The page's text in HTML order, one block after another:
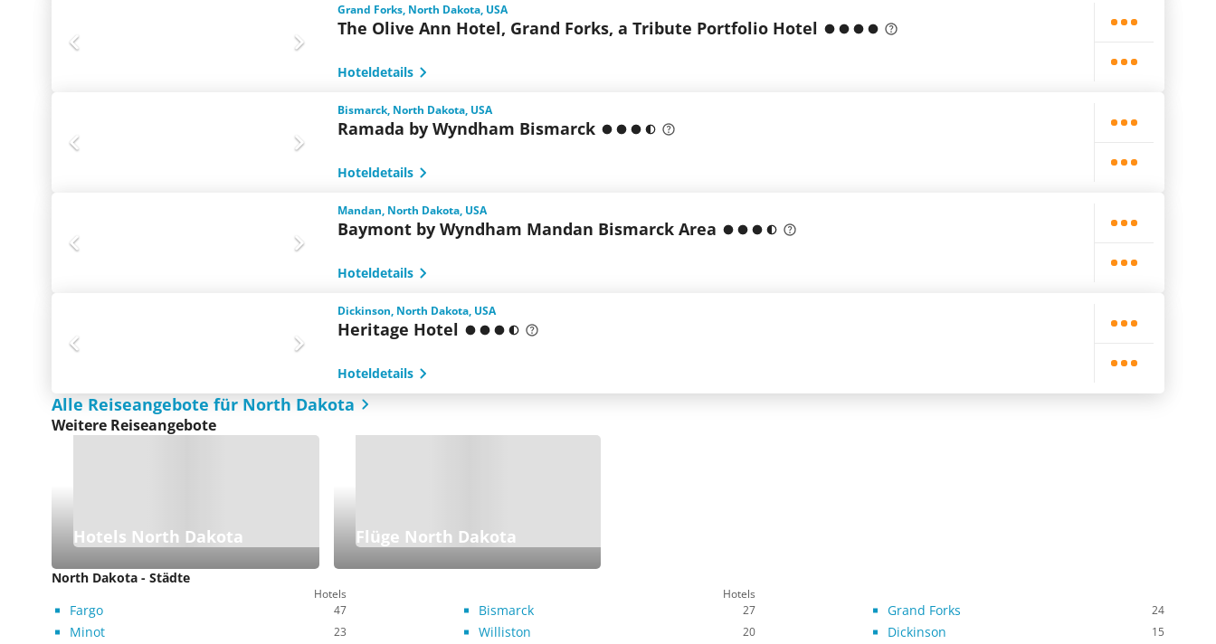
Grand Forks, North Dakota, USA
The Olive Ann Hotel, Grand Forks, a Tribute Portfolio Hotel
Hoteldetails
Bismarck, North Dakota, USA
Ramada by Wyndham Bismarck
Hoteldetails
Mandan, North Dakota, USA
Baymont by Wyndham Mandan Bismarck Area
Hoteldetails
Dickinson, North Dakota, USA
Heritage Hotel
Hoteldetails
Alle Reiseangebote für North Dakota
Weitere Reiseangebote
Hotels North Dakota Flüge North Dakota
North Dakota - Städte
Hotels Hotels
Fargo 47 Bismarck 27 Grand Forks 24
Minot 23 Williston 20 Dickinson 15